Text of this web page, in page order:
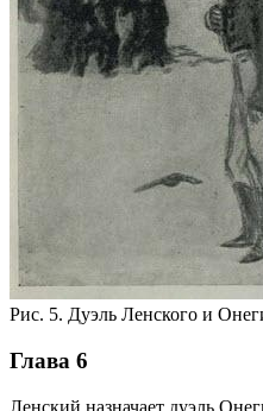
Рис. 5. Дуэль Ленского и
Глава 6
Ленский назначает дуэль